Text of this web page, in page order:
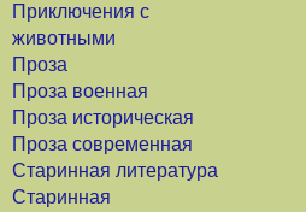
Приключения с
животными
Проза
Проза военная
Проза историческая
Проза современная
Старинная литература
Старинная